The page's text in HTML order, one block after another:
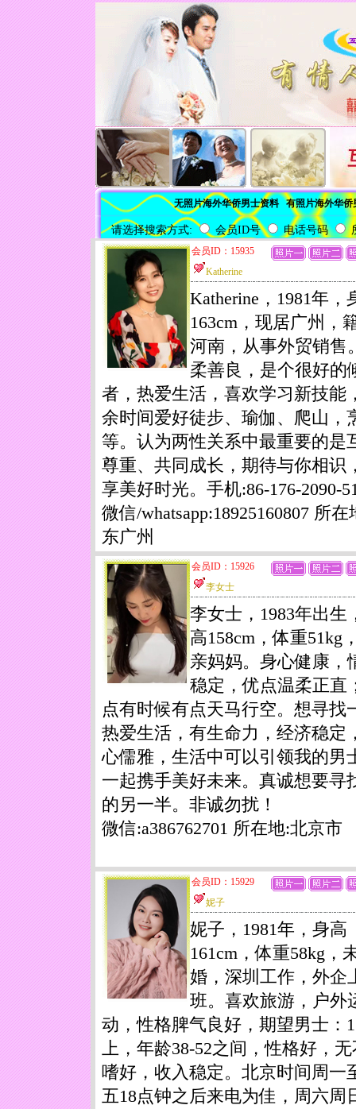
无照片海外华侨男士资料 有照片海外华侨
请选择搜索方式: 会员ID号 电话号码
会员ID：15935
Katherine
Katherine，1981年，
163cm，现居广州，
河南，从事外贸销售
柔善良，是个很好的
者，热爱生活，喜欢学习新技能
余时间爱好徒步、瑜伽、爬山，
等。认为两性关系中最重要的是
尊重、共同成长，期待与你相识
享美好时光。手机:86-176-2090-
微信/whatsapp:18925160807 所在
东广州
会员ID：15926
李女士
李女士，1983年出生
高158cm，体重51kg
亲妈妈。身心健康，
稳定，优点温柔正直
点有时候有点天马行空。想寻找
热爱生活，有生命力，经济稳定
心儒雅，生活中可以引领我的男
一起携手美好未来。真诚想要寻
的另一半。非诚勿扰！
微信:a386762701 所在地:北京市
会员ID：15929
妮子
妮子，1981年，身高
161cm，体重58kg，
婚，深圳工作，外企
班。喜欢旅游，户外
动，性格脾气良好，期望男士：
上，年龄38-52之间，性格好，
嗜好，收入稳定。北京时间周一
五18点钟之后来电为佳，周六周